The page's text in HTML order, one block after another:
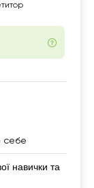
себе
навички та